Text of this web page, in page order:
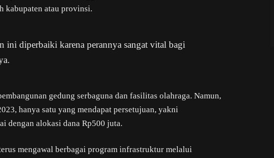
kabupaten atau provinsi.
ini diperbaiki karena perannya sangat vital bagi
gedung serbaguna dan fasilitas olahraga. Namun,
hanya satu yang mendapat persetujuan, yakni
dengan alokasi dana Rp500 juta.
mengawal berbagai program infrastruktur melalui